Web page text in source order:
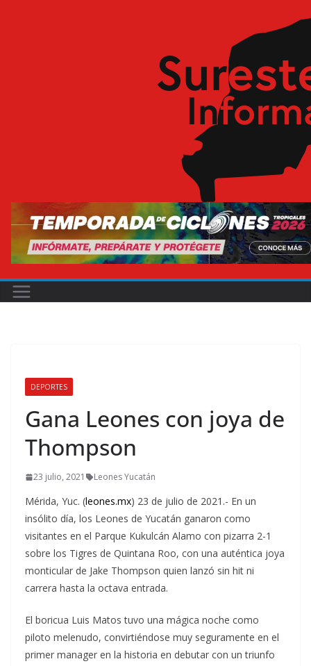
DEPORTES
Gana Leones con joya de
Thompson
23 julio, 2021 Leones Yucatán
Mérida, Yuc. (leones.mx) 23 de julio de 2021.- En un
insólito día, los Leones de Yucatán ganaron como
visitantes en el Parque Kukulcán Alamo con pizarra 2-1
sobre los Tigres de Quintana Roo, con una auténtica joya
monticular de Jake Thompson quien lanzó sin hit ni
carrera hasta la octava entrada.
El boricua Luis Matos tuvo una mágica noche como
piloto melenudo, convirtiéndose muy seguramente en el
primer manager en la historia en debutar con un triunfo